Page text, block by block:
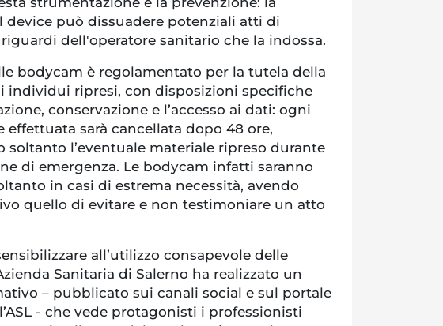
device può dissuadere potenziali atti di
dell'operatore sanitario che la indossa.
bodycam è regolamentato per la tutela della
individui ripresi, con disposizioni specifiche
conservazione e l’accesso ai dati: ogni
effettuata sarà cancellata dopo 48 ore,
soltanto l’eventuale materiale ripreso durante
di emergenza. Le bodycam infatti saranno
in casi di estrema necessità, avendo
quello di evitare e non testimoniare un atto
all’utilizzo consapevole delle
Sanitaria di Salerno ha realizzato un
– pubblicato sui canali social e sul portale
- che vede protagonisti i professionisti